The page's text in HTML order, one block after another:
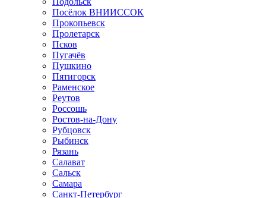
Посёлок ВНИИССОК
Прокопьевск
Пролетарск
Псков
Пугачёв
Пушкино
Пятигорск
Раменское
Реутов
Россошь
Ростов-на-Дону
Рубцовск
Рыбинск
Рязань
Салават
Сальск
Самара
Санкт-Петербург